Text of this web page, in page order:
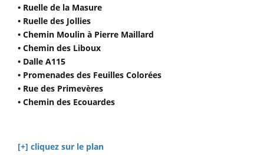
• Ruelle de la Masure
• Ruelle des Jollies
• Chemin Moulin à Pierre Maillard
• Chemin des Liboux
• Dalle A115
• Promenades des Feuilles Colorées
• Rue des Primevères
• Chemin des Ecouardes
[+] cliquez sur le plan